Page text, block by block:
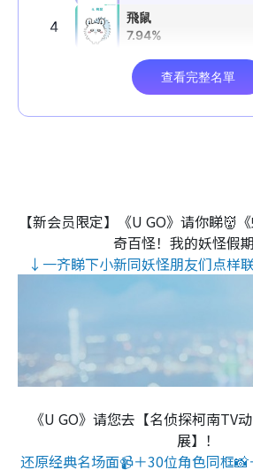
【新会员限定】《U GO》请你睇👹
奇百怪！我的妖怪假期
↓一齐睇下小新同妖怪朋友们点样
《U GO》请您去【名侦探柯南TV
展】！
还原经典名场面📹＋30位角色同框